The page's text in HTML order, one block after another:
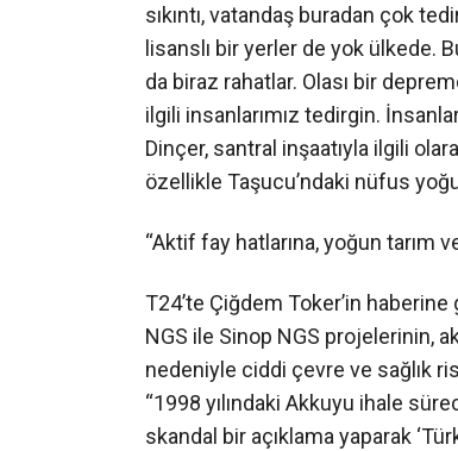
sıkıntı, vatandaş buradan çok
lisanslı bir yerler de yok ülkede.
da biraz rahatlar. Olası bir
ilgili insanlarımız tedirgin.
Dinçer, santral inşaatıyla ilgili
özellikle Taşucu’ndaki nüfus
“Aktif fay hatlarına, yoğun tarım
T24’te Çiğdem Toker’in
NGS ile Sinop NGS projelerinin,
nedeniyle ciddi çevre ve sağlık
“1998 yılındaki Akkuyu ihale
skandal bir açıklama yaparak